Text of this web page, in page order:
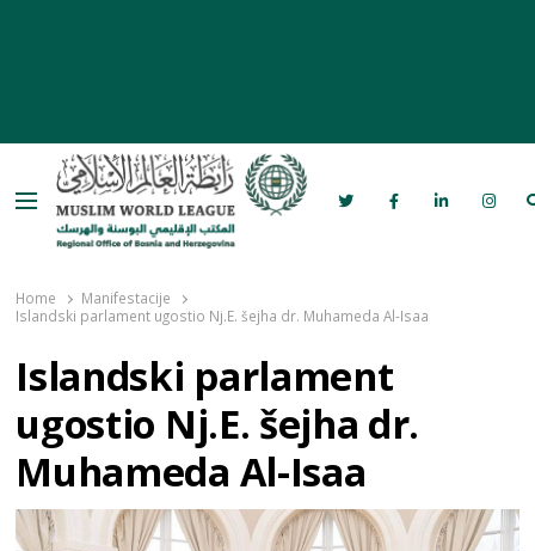
Menu
Bosni i Hercegovini
Home
Manifestacije
Islandski parlament ugostio Nj.E. šejha dr. Muhameda Al-Isaa
Islandski parlament
ugostio Nj.E. šejha dr.
Muhameda Al-Isaa